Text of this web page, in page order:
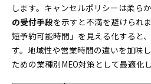
します。キャンセルポリシーは柔ら
の受付手段を示すと不満を避けられ
短予約可能時間」を見える化すると
す。地域性や営業時間の違いを加味
ための業種別MEO対策として最適化